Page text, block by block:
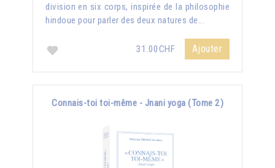
division en six corps, inspirée de la philosophie
hindoue pour parler des deux natures de...
31.00CHF Ajouter
Connais-toi toi-même - Jnani yoga (Tome 2)